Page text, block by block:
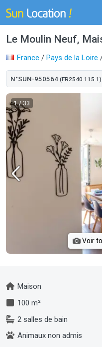
Le Moulin Neuf,
France / Pays de la Loire
N°SUN-950564 (FR2540.115.1)
1/ 33
Voir
Maison
100 m²
2 salles de bain
Animaux non admis